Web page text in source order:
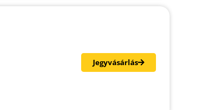
Jegyvásárlás